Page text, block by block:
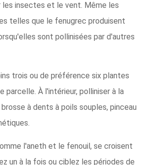
les insectes et le vent. Même les
telles que le fenugrec produisent
sont pollinisées par d'autres
trois ou de préférence six plantes
parcelle. À l'intérieur, polliniser à la
à dents à poils souples, pinceau
l'aneth et le fenouil, se croisent
un à la fois ou ciblez les périodes de